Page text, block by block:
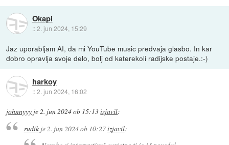
Okapi
::2. jun 2024, 15:29
Jaz uporabljam AI, da mi YouTube music predvaja glasbo. In kar
dobro opravlja svoje delo, bolj od katerekoli radijske postaje.:-)
harkoy
::2. jun 2024, 16:02
johnnyyy je2. jun 2024 ob 15:13izjavil:
rudikje 2. jun 2024 ob 10:27izjavil: